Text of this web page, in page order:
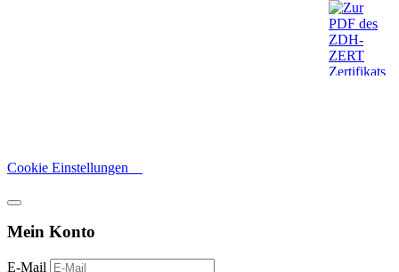
Cookie Einstellungen
Mein Konto
E-Mail